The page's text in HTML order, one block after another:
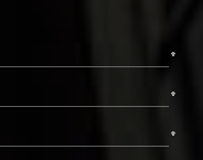
+
+
+